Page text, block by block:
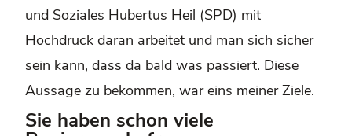
und Soziales Hubertus Heil (SPD) mit
Hochdruck daran arbeitet und man sich sicher
sein kann, dass da bald was passiert. Diese
Aussage zu bekommen, war eins meiner Ziele.
Sie haben schon viele